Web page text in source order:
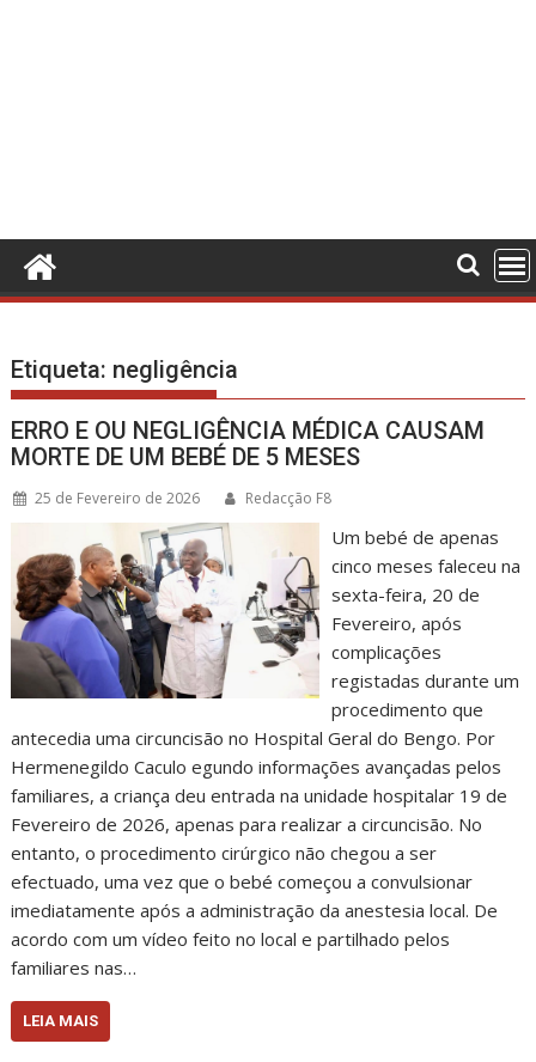
Etiqueta: negligência
ERRO E OU NEGLIGÊNCIA MÉDICA CAUSAM
MORTE DE UM BEBÉ DE 5 MESES
25 de Fevereiro de 2026 Redacção F8
Um bebé de apenas
cinco meses faleceu na
sexta-feira, 20 de
Fevereiro, após
complicações
registadas durante um
procedimento que
antecedia uma circuncisão no Hospital Geral do Bengo. Por
Hermenegildo Caculo egundo informações avançadas pelos
familiares, a criança deu entrada na unidade hospitalar 19 de
Fevereiro de 2026, apenas para realizar a circuncisão. No
entanto, o procedimento cirúrgico não chegou a ser
efectuado, uma vez que o bebé começou a convulsionar
imediatamente após a administração da anestesia local. De
acordo com um vídeo feito no local e partilhado pelos
familiares nas…
LEIA MAIS